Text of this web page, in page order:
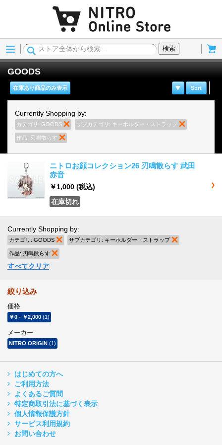
Menu
検索
GOODS
Sort
在庫あり商品のみ表示
Currently Shopping by:
カテゴリ: GOODS 商品の削除
サブカテゴリ: キーホルダー・ストラップ
作品: 刃鳴散らす
ニトロお顔コレクション26 刃鳴散らす 武田
赤音
￥1,000 (税込)
在庫切れ
Currently Shopping by:
カテゴリ: GOODS 商品の削除
サブカテゴリ: キーホルダー・ストラップ
作品: 刃鳴散らす
すべてクリア
絞り込み
価格
￥0 - ￥2,000 (1)
メーカー
NITRO ORIGIN (1)
はじめての方へ
ご利用方法
よくあるご質問
特定商取引法に基づく表示
個人情報保護方針
サービス利用規約
お問い合わせ